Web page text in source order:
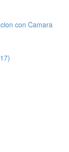
con Camara